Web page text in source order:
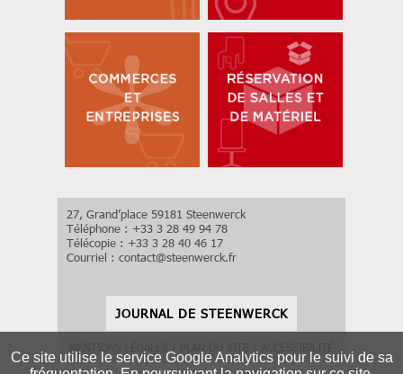
Ce site utilise le service Google Analytics pour le suivi de sa
27, Grand’place 59181 Steenwerck
Téléphone : +33 3 28 49 94 78
Télécopie : +33 3 28 40 46 17
Courriel : contact@steenwerck.fr
JOURNAL DE STEENWERCK